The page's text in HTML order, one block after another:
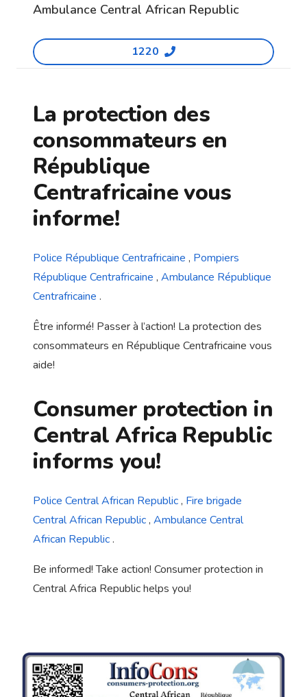
Ambulance Central African Republic
1220
La protection des
consommateurs en
République
Centrafricaine vous
informe!
Police République Centrafricaine , Pompiers
République Centrafricaine , Ambulance République
Centrafricaine .
Être informé! Passer à l’action! La protection des
consommateurs en République Centrafricaine vous
aide!
Consumer protection in
Central Africa Republic
informs you!
Police Central African Republic, Fire brigade
Central African Republic, Ambulance Central
African Republic.
Be informed! Take action! Consumer protection in
Central Africa Republic helps you!